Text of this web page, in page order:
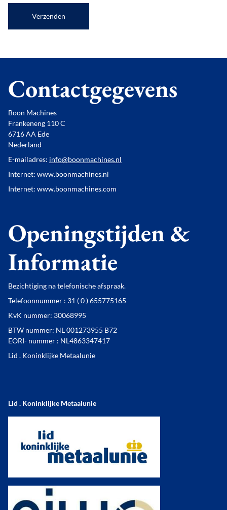
Verzenden
Contactgegevens
Boon Machines
Frankeneng 110 C
6716 AA Ede
Nederland
E-mailadres: info@boonmachines.nl
Internet: www.boonmachines.nl
Internet: www.boonmachines.com
Openingstijden &
Informatie
Bezichtiging na telefonische afspraak.
Telefoonnummer : 31 ( 0 ) 655775165
KvK nummer: 30068995
BTW nummer: NL 001273955 B72
EORI- nummer : NL4863347417
Lid . Koninklijke Metaalunie
Lid . Koninklijke Metaalunie